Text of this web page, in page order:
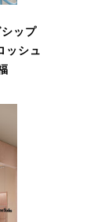
ップ
ッシュ